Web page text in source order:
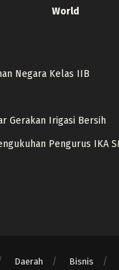
World
Negara Kelas IIB
Gerakan Irigasi Bersih
Pengurus IKA
Daerah Bisnis